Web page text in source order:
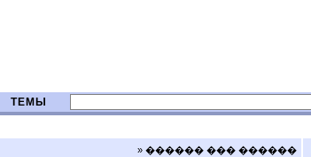
ТЕМЫ
» ������ ��� ������